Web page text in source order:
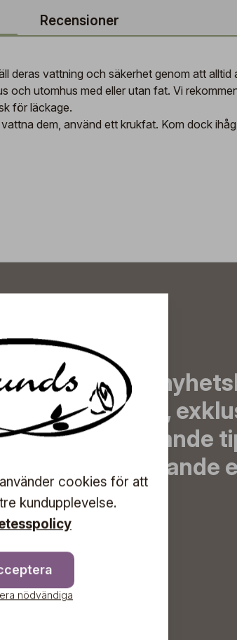
Recensioner
deras vattning och säkerhet genom att alltid
och utomhus med eller utan fat. Vi
för läckage.
dem, använd ett krukfat. Kom dock
på vårt
nyheterna,
inspirerande
om kommande
din inkorg!
cookies för att
kundupplevelse.
nödvändiga